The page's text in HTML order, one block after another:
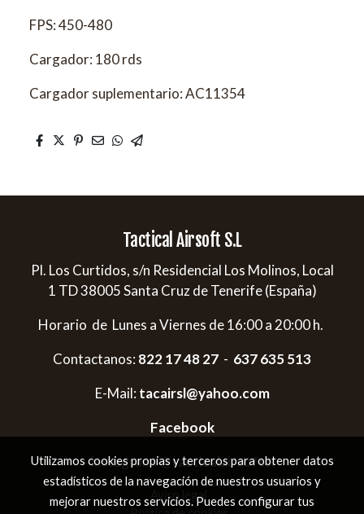
FPS: 450-480
Cargador: 180 rds
Cargador suplementario: AC11354
Tactical Airsoft S.L
Pl. Los Curtidos, s/n Residencial Los Molinos, Local
1 TD 38005 Santa Cruz de Tenerife (España)
Horario de Lunes a Viernes de 16:00 a 20:00 h.
Contactanos: 822 17 48 27 - 637 635 513
E-Mail: tacairsl@yahoo.com
Facebook
Instagram:@tacticalairsoftsl
Aviso legal
Utilizamos cookies propias y terceros para obtener datos
estadísticos de la navegación de nuestros usuarios y
mejorar nuestros servicios. Puedes configurar tus